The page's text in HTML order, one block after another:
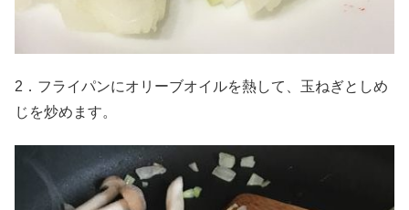
2．フライパンにオリーブオイルを熱して、玉ねぎとしめ
じを炒めます。